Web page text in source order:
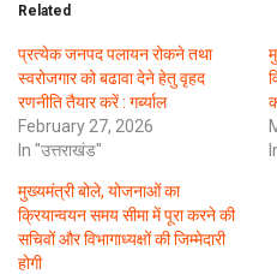
Related
प्रत्येक जनपद पलायन रोकने तथा
स्वरोजगार को बढावा देने हेतु वृहद
रणनीति तैयार करें : गर्ब्याल
February 27, 2026
In "उत्तराखंड"
मुख्यमंत्री बोले, योजनाओं का
क्रियान्वयन समय सीमा में पूरा करने की
सचिवों और विभागाध्यक्षों की जिम्मेदारी
होगी